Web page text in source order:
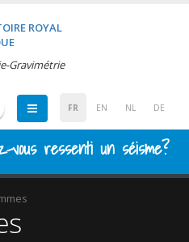
ROYAL
Gravimétrie
FR EN NL DE
vous ressenti un séisme?